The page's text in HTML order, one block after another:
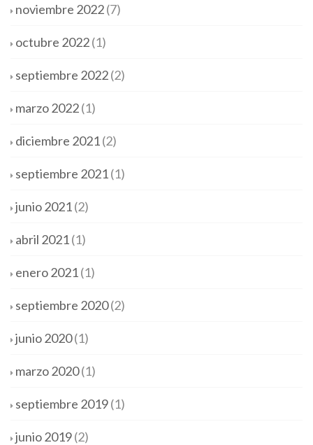
noviembre 2022(7)
octubre 2022(1)
septiembre 2022(2)
marzo 2022(1)
diciembre 2021(2)
septiembre 2021(1)
junio 2021(2)
abril 2021(1)
enero 2021(1)
septiembre 2020(2)
junio 2020(1)
marzo 2020(1)
septiembre 2019(1)
junio 2019(2)